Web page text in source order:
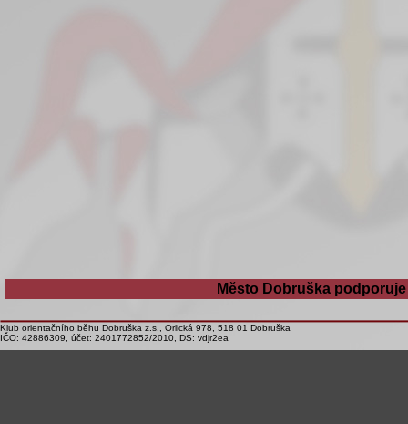
Město Dobruška
Klub orientačního běhu Dobruška z.s., Orlická 978, 518 01 Dobruška
IČO: 42886309, účet: 2401772852/2010, DS: vdjr2ea